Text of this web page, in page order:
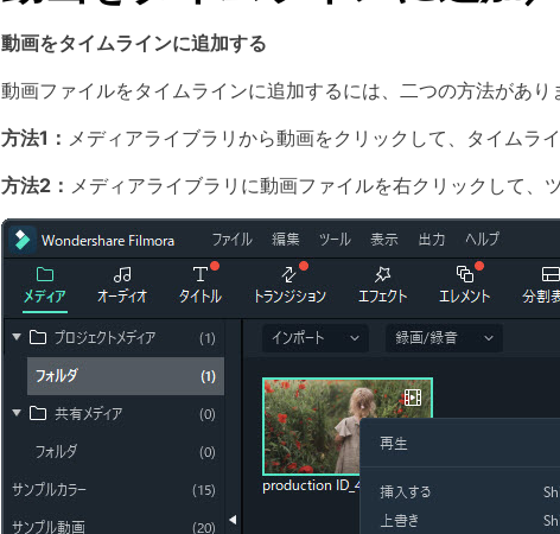
動画をタイムラインに追加する
動画ファイルをタイムラインに追加するには、二つの方法があり
方法1： メディアライブラリから動画をクリックして、タイムラ
方法2： メディアライブラリに動画ファイルを右クリックして、